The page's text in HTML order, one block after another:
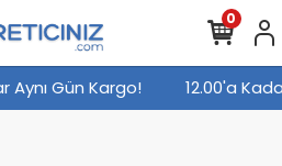
Aynı Gün Kargo! 12.00'a
0